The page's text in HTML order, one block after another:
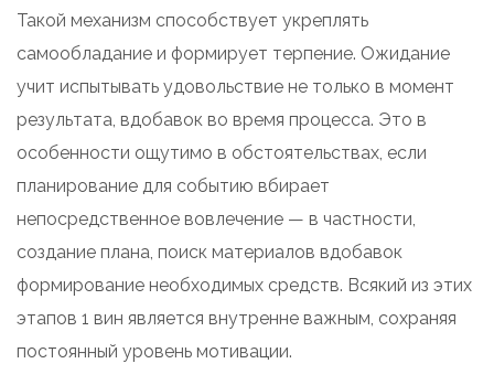
Такой механизм способствует укреплять
самообладание и формирует терпение. Ожидание
учит испытывать удовольствие не только в момент
результата, вдобавок во время процесса. Это в
особенности ощутимо в обстоятельствах, если
планирование для событию вбирает
непосредственное вовлечение — в частности,
создание плана, поиск материалов вдобавок
формирование необходимых средств. Всякий из этих
этапов 1 вин является внутренне важным, сохраняя
постоянный уровень мотивации.